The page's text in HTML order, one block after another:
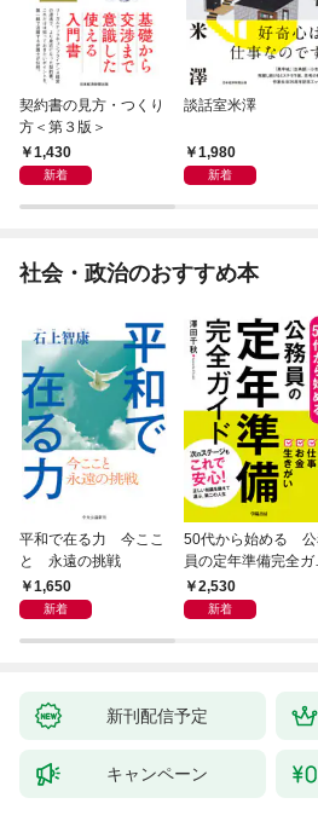
契約書の見方・つくり
方＜第３版＞
1,430
新着
談話室米澤
1,980
新着
社会・政治のおすすめ本
平和で在る力 今ここ
と 永遠の挑戦
1,650
新着
50代から始める 公
員の定年準備完全ガ
ド2,530
新着
新刊配信予定
キャンペーン